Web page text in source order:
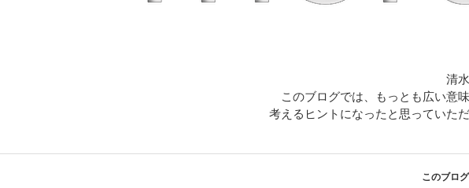
清
このブログでは、もっとも広い意
考えるヒントになったと思っていた
このブロ